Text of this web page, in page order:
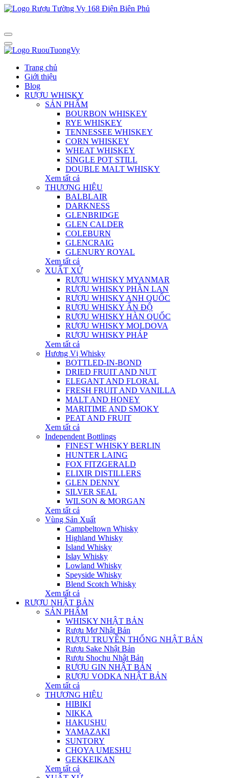
Trang chủ
Giới thiệu
Blog
RƯỢU WHISKY
SẢN PHẨM
BOURBON WHISKEY
RYE WHISKEY
TENNESSEE WHISKEY
CORN WHISKEY
WHEAT WHISKEY
SINGLE POT STILL
DOUBLE MALT WHISKY
Xem tất cả
THƯƠNG HIỆU
BALBLAIR
DARKNESS
GLENBRIDGE
GLEN CALDER
COLEBURN
GLENCRAIG
GLENURY ROYAL
Xem tất cả
XUẤT XỨ
RƯỢU WHISKY MYANMAR
RƯỢU WHISKY PHẦN LAN
RƯỢU WHISKY ANH QUỐC
RƯỢU WHISKY ẤN ĐỘ
RƯỢU WHISKY HÀN QUỐC
RƯỢU WHISKY MOLDOVA
RƯỢU WHISKY PHÁP
Xem tất cả
Hương Vị Whisky
BOTTLED-IN-BOND
DRIED FRUIT AND NUT
ELEGANT AND FLORAL
FRESH FRUIT AND VANILLA
MALT AND HONEY
MARITIME AND SMOKY
PEAT AND FRUIT
Xem tất cả
Independent Bottlings
FINEST WHISKY BERLIN
HUNTER LAING
FOX FITZGERALD
ELIXIR DISTILLERS
GLEN DENNY
SILVER SEAL
WILSON & MORGAN
Xem tất cả
Vùng Sản Xuất
Campbeltown Whisky
Highland Whisky
Island Whisky
Islay Whisky
Lowland Whisky
Speyside Whisky
Blend Scotch Whisky
Xem tất cả
RƯỢU NHẬT BẢN
SẢN PHẨM
WHISKY NHẬT BẢN
Rượu Mơ Nhật Bản
RƯỢU TRUYỀN THỐNG NHẬT BẢN
Rượu Sake Nhật Bản
Rượu Shochu Nhật Bản
RƯỢU GIN NHẬT BẢN
RƯỢU VODKA NHẬT BẢN
Xem tất cả
THƯƠNG HIỆU
HIBIKI
NIKKA
HAKUSHU
YAMAZAKI
SUNTORY
CHOYA UMESHU
GEKKEIKAN
Xem tất cả